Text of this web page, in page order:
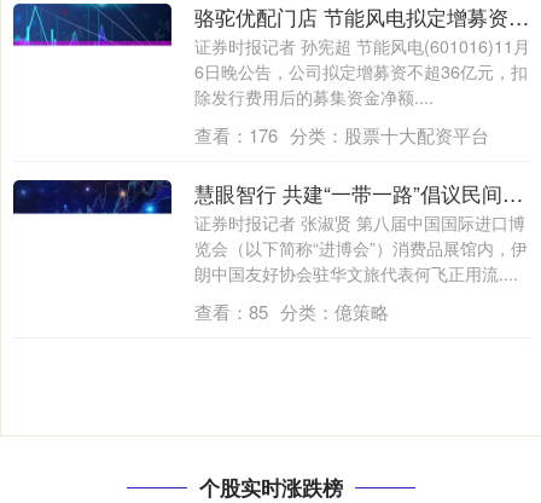
骆驼优配门店 节能风电拟定增募资不超36亿投向7个项目
证券时报记者 孙宪超 节能风电(601016)11月
6日晚公告，公司拟定增募资不超36亿元，扣
除发行费用后的募集资金净额....
查看： 176 分类： 股票十大配资平台
慧眼智行 共建“一带一路”倡议民间交流使者何飞：在中国推广伊朗文化 在伊朗推广中国文化
证券时报记者 张淑贤 第八届中国国际进口博
览会（以下简称“进博会”）消费品展馆内，伊
朗中国友好协会驻华文旅代表何飞正用流....
查看： 85 分类： 億策略
个股实时涨跌榜